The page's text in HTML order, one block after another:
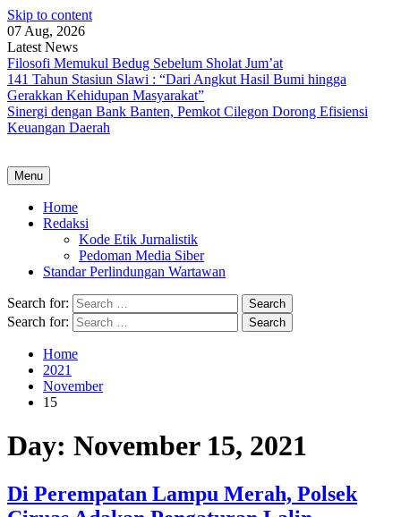
Skip to content
07 Aug, 2026
Latest News
Filosofi Memukul Bedug Sebelum Sholat Jum’at
141 Tahun Stasiun Slawi : “Dari Angkut Hasil Bumi hingga
Gerakkan Kehidupan Masyarakat”
Sinergi dengan Bank Banten, Pemkot Cilegon Dorong Efisiensi
Keuangan Daerah
Menu
Home
Redaksi
Kode Etik Jurnalistik
Pedoman Media Siber
Standar Perlindungan Wartawan
Search for:
Search for:
Home
2021
November
15
Day: November 15, 2021
Di Perempatan Lampu Merah, Polsek